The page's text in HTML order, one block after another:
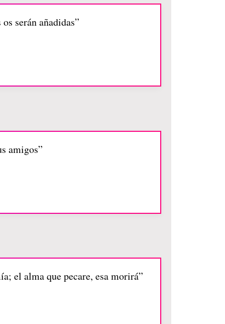
serán añadidas”
amigos”
el alma que pecare, esa morirá”